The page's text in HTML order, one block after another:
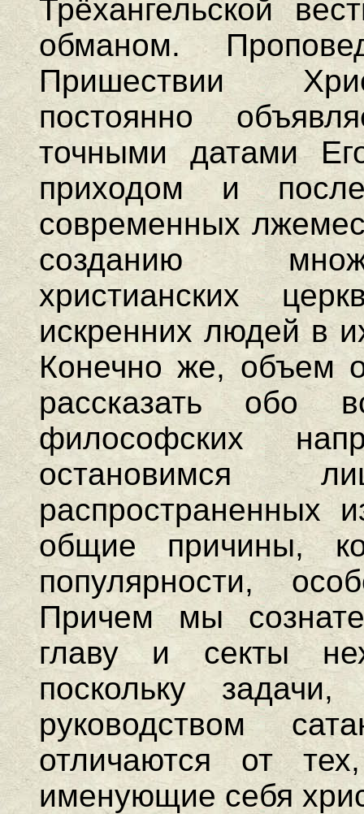
Трёхангельской
обманом.
Пришествии
постоянно
точными датами
приходом и
современных
созданию
христианских
искренних людей в
Конечно же, объем
рассказать обо
философских
остановимся
распространенных
общие причины,
популярности,
Причем мы
главу и секты
поскольку
руководством
отличаются от
именующие себя